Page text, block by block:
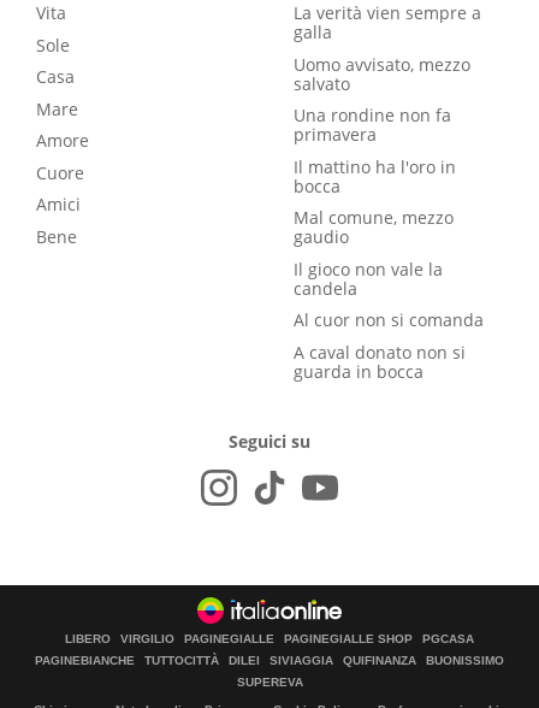
Vita
Sole
Casa
Mare
Amore
Cuore
Amici
Bene
La verità vien sempre a
galla
Uomo avvisato, mezzo
salvato
Una rondine non fa
primavera
Il mattino ha l'oro in
bocca
Mal comune, mezzo
gaudio
Il gioco non vale la
candela
Al cuor non si comanda
A caval donato non si
guarda in bocca
Seguici su
LIBERO VIRGILIO PAGINEGIALLE PAGINEGIALLE SHOP
PGCASA
PAGINEBIANCHE
TUTTOCITTÀ DILEI SIVIAGGIA QUIFINANZA
BUONISSIMO
SUPEREVA